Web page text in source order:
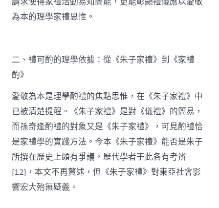
為本的理學家禮思惟。
二、禮可酌的理學依據：從《朱子家禮》到《家禮
酌》
愛敬為本是理學酌禮的焦點思惟，在《朱子家禮》中
已被清楚提醒。《朱子家禮》是對《儀禮》的簡易，
而孫奇逢酌禮的對象又是《朱子家禮》，可見酌禮恰
是家禮學的實踐方法。今本《朱子家禮》能否是朱子
所撰在歷史上頗有爭議，歷代學者于此各有考辨
[12]，本文不再贅述，但《朱子家禮》對東亞社會影
響宏大殆無疑義。